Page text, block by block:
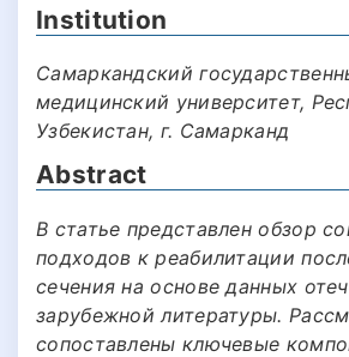
Institution
Самаркандский
медицинский университет,
Узбекистан, г. Самарканд
Abstract
В статье представлен обзор
подходов к реабилитации
сечения на основе данных
зарубежной литературы.
сопоставлены ключевые